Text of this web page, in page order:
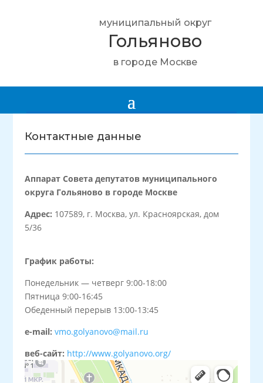
муниципальный округ
Гольяново
в городе Москве
Контактные данные
Аппарат Совета депутатов муниципального
округа Гольяново в городе Москве
Адрес: 107589, г. Москва, ул. Красноярская, дом
5/36
График работы:
Понедельник — четверг 9:00-18:00
Пятница 9:00-16:45
Обеденный перерыв 13:00-13:45
e-mail: vmo.golyanovo@mail.ru
веб-сайт: http://www.golyanovo.org/